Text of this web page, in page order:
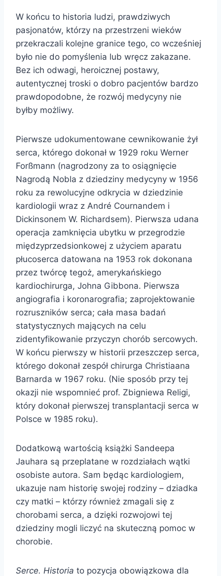
W końcu to historia ludzi, prawdziwych
pasjonatów, którzy na przestrzeni wieków
przekraczali kolejne granice tego, co wcześniej
było nie do pomyślenia lub wręcz zakazane.
Bez ich odwagi, heroicznej postawy,
autentycznej troski o dobro pacjentów bardzo
prawdopodobne, że rozwój medycyny nie
byłby możliwy.
Pierwsze udokumentowane cewnikowanie żył
serca, którego dokonał w 1929 roku Werner
Forßmann (nagrodzony za to osiągnięcie
Nagrodą Nobla z dziedziny medycyny w 1956
roku za rewolucyjne odkrycia w dziedzinie
kardiologii wraz z André Cournandem i
Dickinsonem W. Richardsem). Pierwsza udana
operacja zamknięcia ubytku w przegrodzie
międzyprzedsionkowej z użyciem aparatu
płucoserca datowana na 1953 rok dokonana
przez twórcę tegoż, amerykańskiego
kardiochirurga, Johna Gibbona. Pierwsza
angiografia i koronarografia; zaprojektowanie
rozruszników serca; cała masa badań
statystycznych mających na celu
zidentyfikowanie przyczyn chorób sercowych.
W końcu pierwszy w historii przeszczep serca,
którego dokonał zespół chirurga Christiaana
Barnarda w 1967 roku. (Nie sposób przy tej
okazji nie wspomnieć prof. Zbigniewa Religi,
który dokonał pierwszej transplantacji serca w
Polsce w 1985 roku).
Dodatkową wartością książki Sandeepa
Jauhara są przeplatane w rozdziałach wątki
osobiste autora. Sam będąc kardiologiem,
ukazuje nam historię swojej rodziny – dziadka
czy matki – którzy również zmagali się z
chorobami serca, a dzięki rozwojowi tej
dziedziny mogli liczyć na skuteczną pomoc w
chorobie.
Serce. Historia to pozycja obowiązkowa dla